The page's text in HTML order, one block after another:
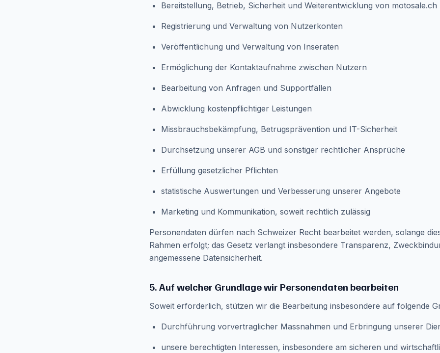
Bereitstellung, Betrieb, Sicherheit und Weiterentwicklung von motosale.ch
Registrierung und Verwaltung von Nutzerkonten
Veröffentlichung und Verwaltung von Inseraten
Ermöglichung der Kontaktaufnahme zwischen Nutzern
Bearbeitung von Anfragen und Supportfällen
Abwicklung kostenpflichtiger Leistungen
Missbrauchsbekämpfung, Betrugsprävention und IT-Sicherheit
Durchsetzung unserer AGB und sonstiger rechtlicher Ansprüche
Erfüllung gesetzlicher Pflichten
statistische Auswertungen und Verbesserung unserer Angebote
Marketing und Kommunikation, soweit rechtlich zulässig
Personendaten dürfen nach Schweizer Recht bearbeitet werden, solange
Rahmen erfolgt; das Gesetz verlangt insbesondere Transparenz,
angemessene Datensicherheit.
5. Auf welcher Grundlage wir Personendaten bearbeiten
Soweit erforderlich, stützen wir die Bearbeitung insbesondere auf folgende
Durchführung vorvertraglicher Massnahmen und Erbringung unserer
unsere berechtigten Interessen, insbesondere am sicheren und